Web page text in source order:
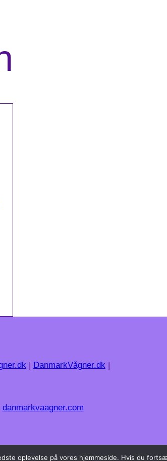
| DanmarkVågner.dk|
danmarkvaagner.com
oplevelse på vores hjemmeside. Hvis du